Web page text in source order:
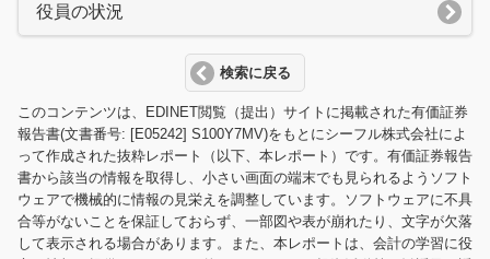
役員の状況
検索に戻る
このコンテンツは、EDINET閲覧（提出）サイトに掲載された有価証券
報告書(文書番号: [E05242] S100Y7MV)をもとにシーフル株式会社によ
って作成された抜粋レポート（以下、本レポート）です。有価証券報告
書から該当の情報を取得し、小さい画面の端末でも見られるようソフト
ウェアで機械的に情報の見栄えを調整しています。ソフトウェアに不具
合等がないことを保証しておらず、一部図や表が崩れたり、文字が欠落
して表示される場合があります。また、本レポートは、会計の学習に役